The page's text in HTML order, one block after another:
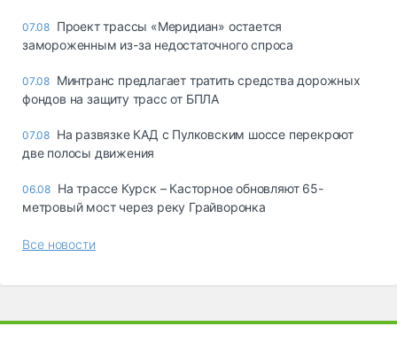
07.08 Проект трассы «Меридиан» остается
замороженным из-за недостаточного спроса
07.08 Минтранс предлагает тратить средства дорожных
фондов на защиту трасс от БПЛА
07.08 На развязке КАД с Пулковским шоссе перекроют
две полосы движения
06.08 На трассе Курск – Касторное обновляют 65-
метровый мост через реку Грайворонка
Все новости